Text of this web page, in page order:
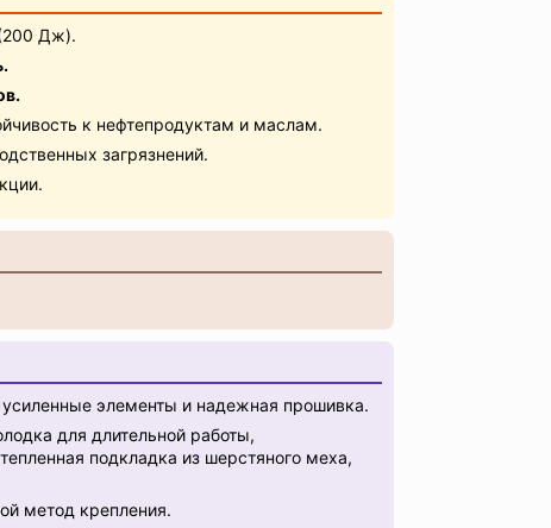
Дж).
к нефтепродуктам и маслам.
загрязнений.
элементы и надежная прошивка.
для длительной работы,
подкладка из шерстяного меха,
метод крепления.